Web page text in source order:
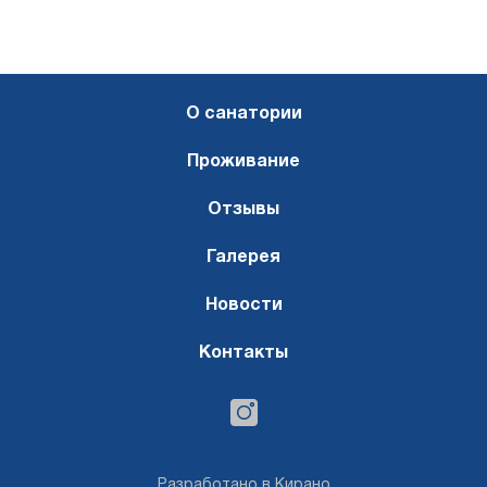
О санатории
Проживание
Отзывы
Галерея
Новости
Контакты